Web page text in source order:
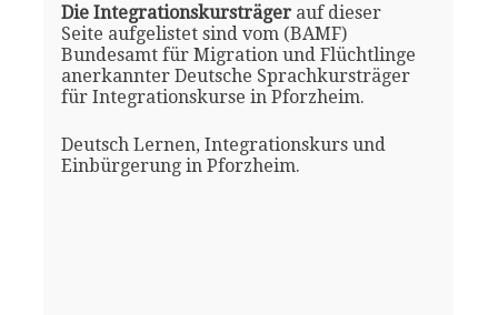
Die Integrationskursträgerauf dieser
Seite aufgelistet sind vom (BAMF)
Bundesamt für Migration und Flüchtlinge
anerkannter Deutsche Sprachkursträger
für Integrationskurse in Pforzheim.
Deutsch Lernen, Integrationskurs und
Einbürgerung in Pforzheim.